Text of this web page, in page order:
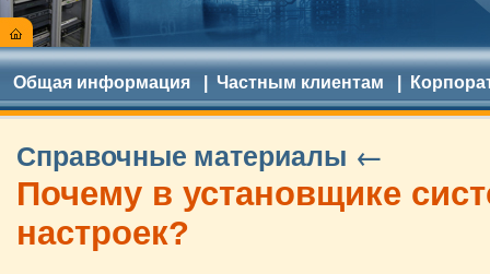
Общая информация Частным клиентам
Справочные материалы ←
Почему в установщике
настроек?